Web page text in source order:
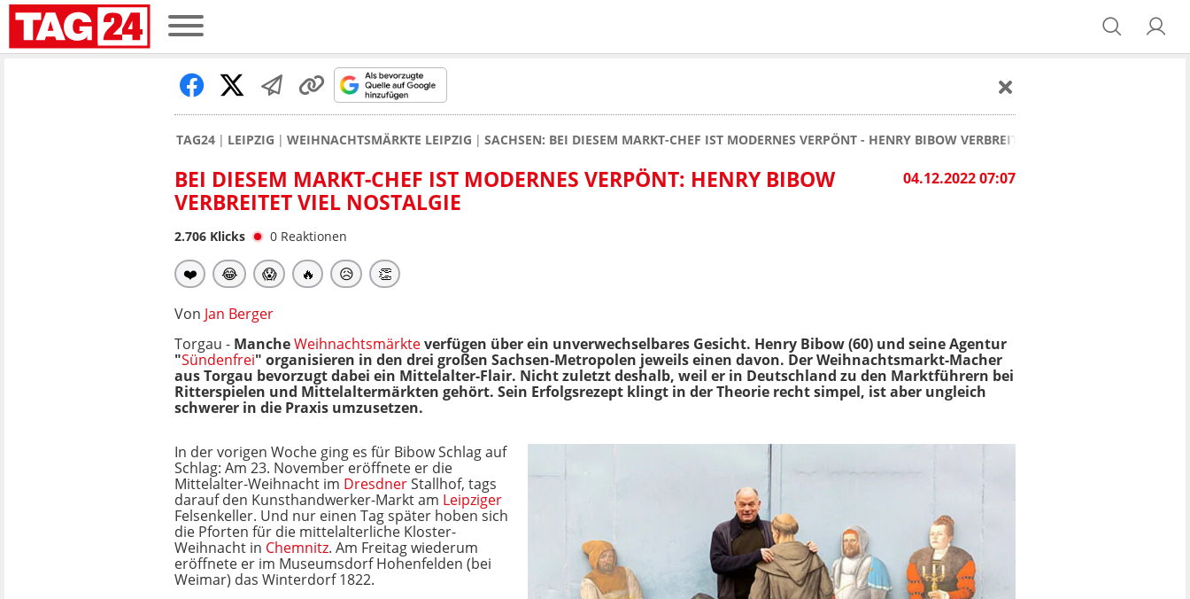
TAG24 LEIPZIG WEIHNACHTSMÄRKTE LEIPZIG SACHSEN: BEI DIESEM MARKT-CHEF IST MODERNES VERPÖNT - HENRY BIBOW VERBREITET VIEL NOSTALGIE
04.12.2022 07:07
BEI DIESEM MARKT-CHEF IST MODERNES VERPÖNT: HENRY BIBOW
VERBREITET VIEL NOSTALGIE
2.706 Klicks 0 Reaktionen
❤️ 😂 😱 🔥 😥 👏
Von Jan Berger
Torgau - MancheWeihnachtsmärkteverfügen über ein unverwechselbares Gesicht. Henry Bibow (60) und seine Agentur
"Sündenfrei" organisieren in den drei großen Sachsen-Metropolen jeweils einen davon. Der Weihnachtsmarkt-Macher
aus Torgau bevorzugt dabei ein Mittelalter-Flair. Nicht zuletzt deshalb, weil er in Deutschland zu den Marktführern bei
Ritterspielen und Mittelaltermärkten gehört. Sein Erfolgsrezept klingt in der Theorie recht simpel, ist aber ungleich
schwerer in die Praxis umzusetzen.
In der vorigen Woche ging es für Bibow Schlag auf
Schlag: Am 23. November eröffnete er die
Mittelalter-Weihnacht im DresdnerStallhof, tags
darauf den Kunsthandwerker-Markt am Leipziger
Felsenkeller. Und nur einen Tag später hoben sich
die Pforten für die mittelalterliche Kloster-
Weihnacht in Chemnitz. Am Freitag wiederum
eröffnete er im Museumsdorf Hohenfelden (bei
Weimar) das Winterdorf 1822.